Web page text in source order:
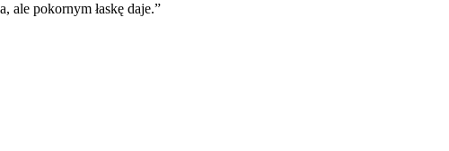
ale pokornym łaskę daje.”